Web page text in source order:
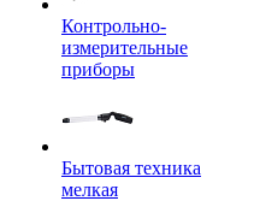
Контрольно-
измерительные
приборы
Бытовая техника
мелкая